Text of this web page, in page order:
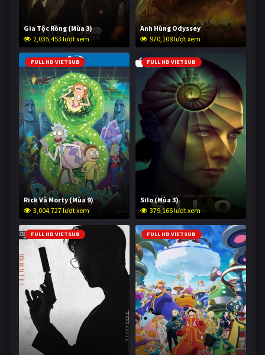
Gia Tộc Rồng (Mùa 3)
2,035,453 lượt xem
Anh Hùng Odyssey
970,108 lượt xem
FULL HD VIETSUB
Rick Và Morty (Mùa 9)
3,004,727 lượt xem
FULL HD VIETSUB
Silo (Mùa 3)
379,166 lượt xem
FULL HD VIETSUB FULL HD VIETSUB